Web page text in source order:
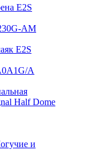
E2S
AM
E2S
A
Half Dome
и